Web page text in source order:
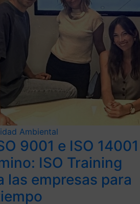
Ambiental
9001 e ISO 14001
ISO Training
las empresas para